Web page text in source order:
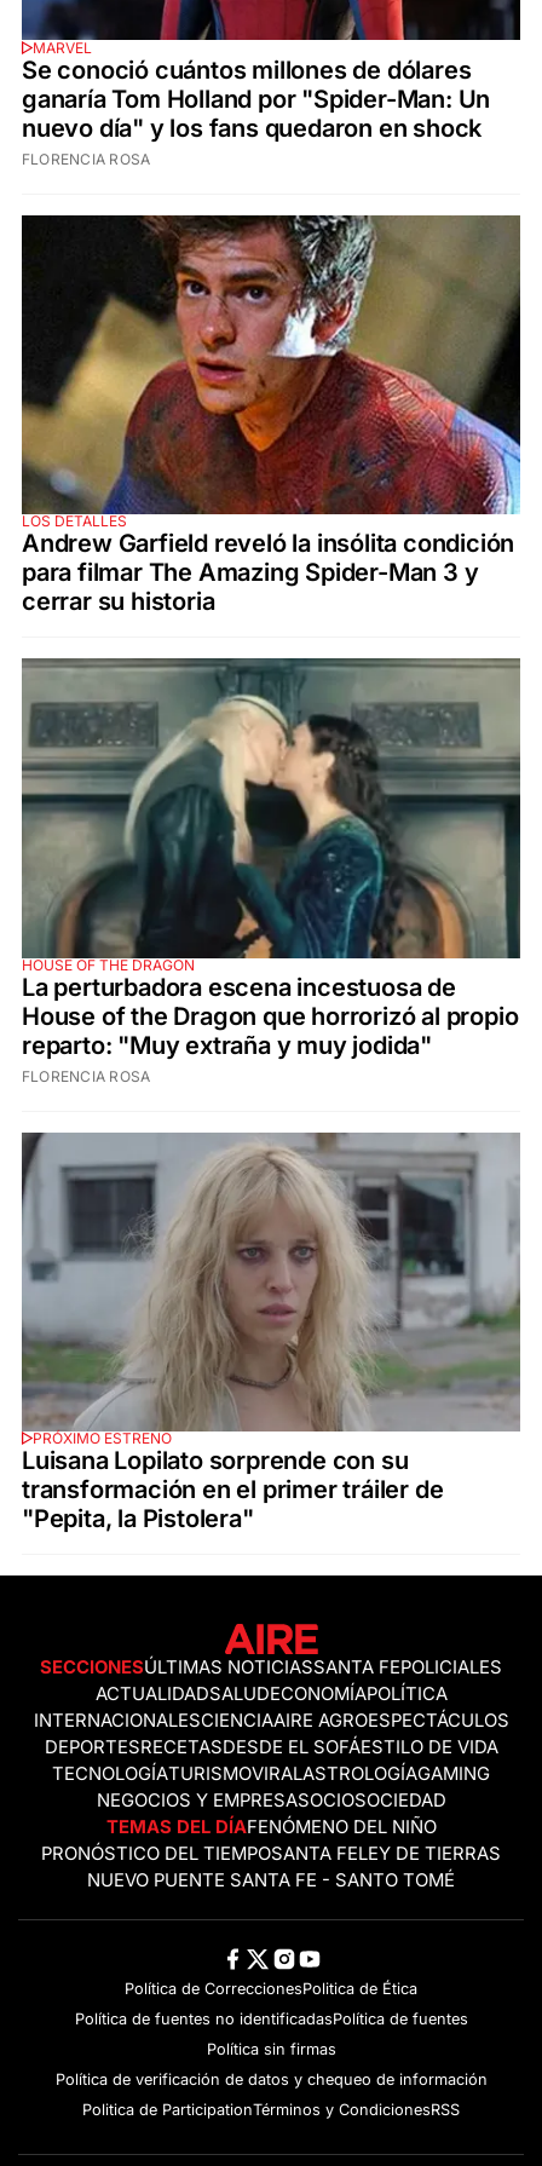
MARVEL
Se conoció cuántos millones de dólares
ganaría Tom Holland por "Spider-Man: Un
nuevo día" y los fans quedaron en shock
FLORENCIA ROSA
LOS DETALLES
Andrew Garfield reveló la insólita condición
para filmar The Amazing Spider-Man 3 y
cerrar su historia
HOUSE OF THE DRAGON
La perturbadora escena incestuosa de
House of the Dragon que horrorizó al propio
reparto: "Muy extraña y muy jodida"
FLORENCIA ROSA
PRÓXIMO ESTRENO
Luisana Lopilato sorprende con su
transformación en el primer tráiler de
"Pepita, la Pistolera"
SECCIONESÚLTIMAS NOTICIASSANTA FEPOLICIALES
ACTUALIDADSALUDECONOMÍAPOLÍTICA
INTERNACIONALESCIENCIAAIRE AGROESPECTÁCULOS
DEPORTESRECETASDESDE EL SOFÁESTILO DE VIDA
TECNOLOGÍATURISMOVIRALASTROLOGÍAGAMING
NEGOCIOS Y EMPRESASOCIOSOCIEDAD
TEMAS DEL DÍAFENÓMENO DEL NIÑO
PRONÓSTICO DEL TIEMPOSANTA FELEY DE TIERRAS
NUEVO PUENTE SANTA FE - SANTO TOMÉ
Política de CorreccionesPolitica de Ética
Política de fuentes no identificadasPolítica de fuentes
Política sin firmas
Política de verificación de datos y chequeo de información
Politica de ParticipationTérminos y CondicionesRSS